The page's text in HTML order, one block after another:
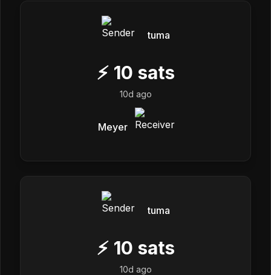
tuma
⚡ 10 sats
10d ago
Meyer
tuma
⚡ 10 sats
10d ago